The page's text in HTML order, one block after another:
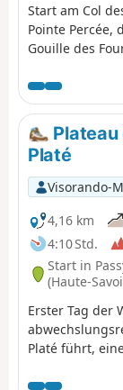
Start am Col
Pointe Percée,
Gouille des
Plateau
Platé
Visorando-
4,16 km
4:10 Std.
Start in
(Haute-
Erster Tag der
Platé führt,